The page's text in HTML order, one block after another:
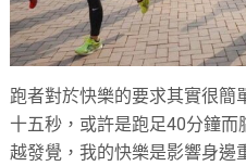
跑者對於快樂的要求其實很簡
十五秒，或許是跑足40分鐘而
越發覺，我的快樂是影響身邊